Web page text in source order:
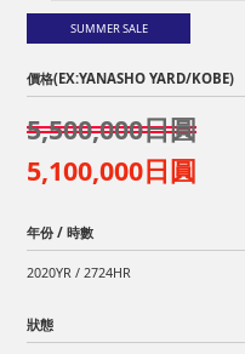
SUMMER SALE
價格(EX:YANASHO YARD/KOBE)
5,500,000日圓
5,100,000日圓
年份 / 時數
2020YR / 2724HR
狀態